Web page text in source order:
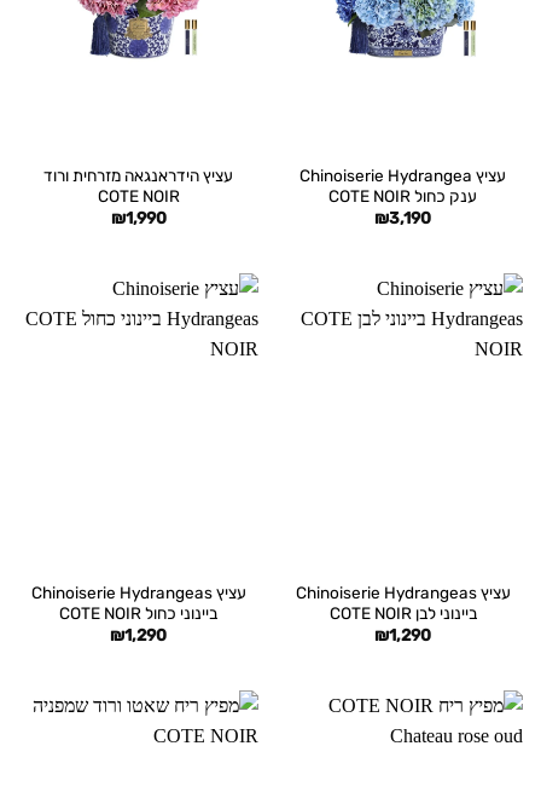
עציץ Chinoiserie Hydrangea
ענק כחול COTE NOIR
₪3,190
עציץ הידראנגאה מזרחית ורוד
COTE NOIR
₪1,990
עציץ Chinoiserie Hydrangeas
ביינוני לבן COTE NOIR
₪1,290
עציץ Chinoiserie Hydrangeas
ביינוני כחול COTE NOIR
₪1,290